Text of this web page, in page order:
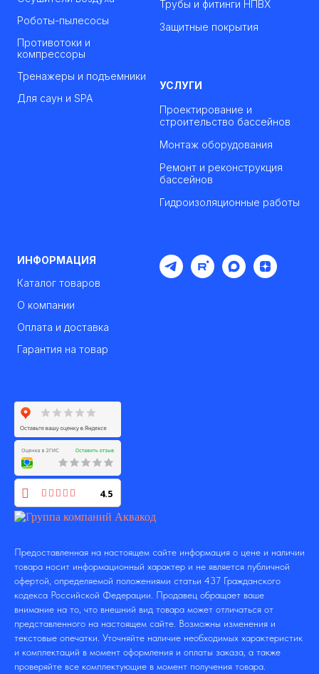
Роботы-пылесосы
Противотоки и
компрессоры
Тренажеры и подъемники
Для саун и SPA
Трубы и фитинги НПВХ
Защитные покрытия
УСЛУГИ
Проектирование и
строительство бассейнов
Монтаж оборудования
Ремонт и реконструкция
бассейнов
Гидроизоляционные работы
ИНФОРМАЦИЯ
Каталог товаров
О компании
Оплата и доставка
Гарантия на товар
4.5
Предоставленная на настоящем сайте информация о цене и наличии
товара носит информационный характер и не является публичной
офертой, определяемой положениями статьи 437 Гражданского
кодекса Российской Федерации. Продавец обращает ваше
внимание на то, что внешний вид товара может отличаться от
представленного на настоящем сайте. Возможны изменения и
текстовые опечатки. Уточняйте наличие необходимых характеристик
и комплектаций в момент оформления и оплаты заказа, а также
проверяйте все комплектующие в момент получения товара.